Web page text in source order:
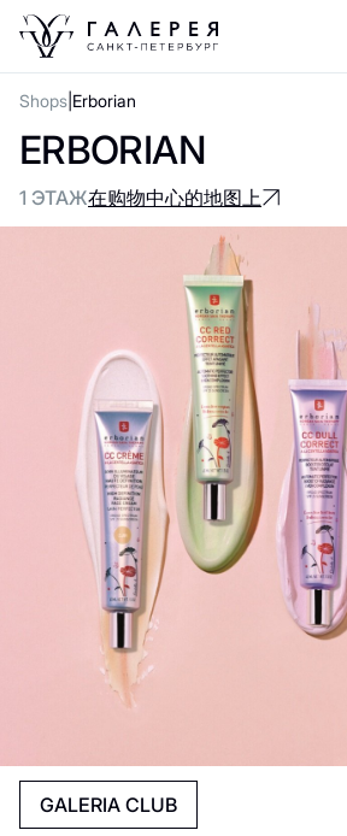
Shops Erborian
ERBORIAN
1 ЭТАЖ在购物中心的地图上
GALERIA CLUB